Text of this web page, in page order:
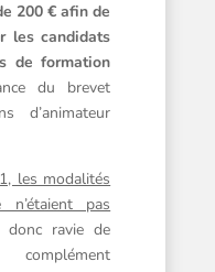
200 € afin de
les candidats
de formation
du brevet
d’animateur
les modalités
pas
donc ravie de